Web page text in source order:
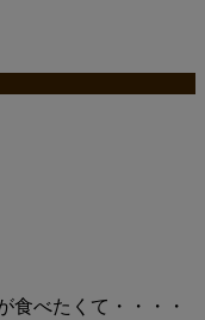
食べたくて・・・・